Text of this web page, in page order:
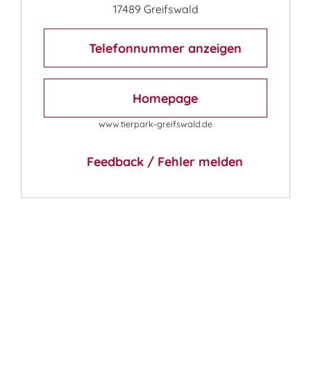
17489 Greifswald
Telefonnummer anzeigen
Homepage
www.tierpark-greifswald.de
Feedback / Fehler melden